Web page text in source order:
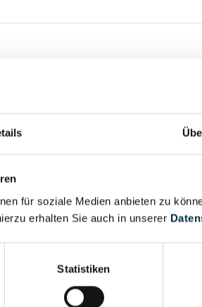
für soziale Medien anbieten zu
erhalten Sie auch in unserer
Statistiken
Für registrierte Nutzer
Vollständiges